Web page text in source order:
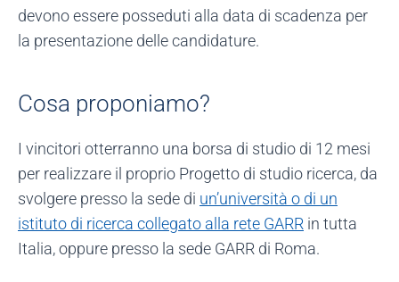
devono essere posseduti alla data di scadenza per
la presentazione delle candidature.
Cosa proponiamo?
I vincitori otterranno una borsa di studio di 12 mesi
per realizzare il proprio Progetto di studio ricerca, da
svolgere presso la sede di un’università o di un
istituto di ricerca collegato alla rete GARR in tutta
Italia, oppure presso la sede GARR di Roma.